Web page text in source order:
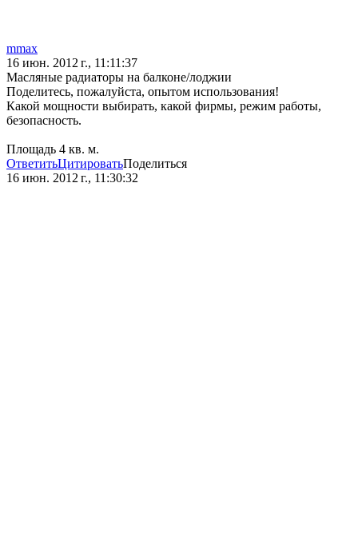
mmax
16 июн. 2012 г., 11:11:37
Масляные радиаторы на балконе/лоджии
Поделитесь, пожалуйста, опытом использования!
Какой мощности выбирать, какой фирмы, режим работы,
безопасность.
Площадь 4 кв. м.
ОтветитьЦитироватьПоделиться
16 июн. 2012 г., 11:30:32